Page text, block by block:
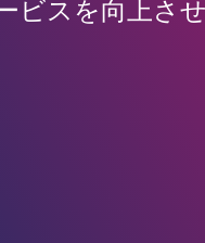
ビスを向上さ